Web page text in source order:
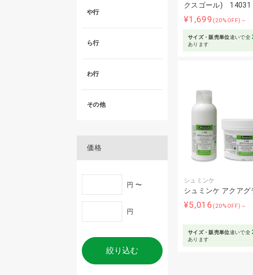
クスゴール) 14031
¥1,699 (20%OFF)～
サイズ・販売単位違いで全
あります
シュミンケ
シュミンケ アクアグ
¥5,016 (20%OFF)～
サイズ・販売単位違いで全
あります
や行
ら行
わ行
その他
価格
円 〜
円
絞り込む